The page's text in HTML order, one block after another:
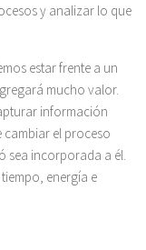
y analizar lo que
estar frente a un
mucho valor.
información
cambiar el proceso
sea incorporada a él.
energía e